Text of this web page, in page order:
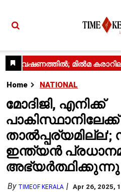
Home NATIONAL
മോദിജി, എനിക്ക്
ഇന്ത്യൻ
അഭ്യർത്ഥിക്കുന്നു
By TIMEOF KERALA Apr 26, 2025,